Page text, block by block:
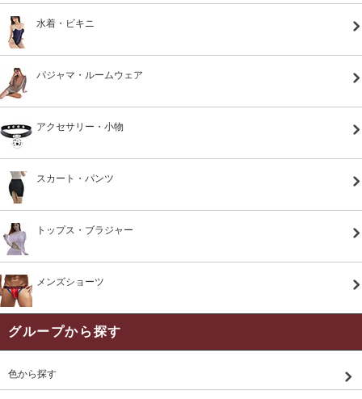
水着・ビキニ
パジャマ・ルームウェア
アクセサリー・小物
スカート・パンツ
トップス・ブラジャー
メンズショーツ
グループから探す
色から探す